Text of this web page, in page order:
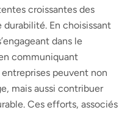
croissantes des
En choisissant
dans le
communiquant
peuvent non
mais aussi contribuer
Ces efforts, associés